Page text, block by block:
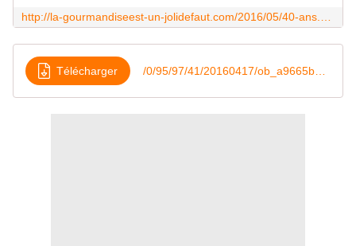
Télécharger